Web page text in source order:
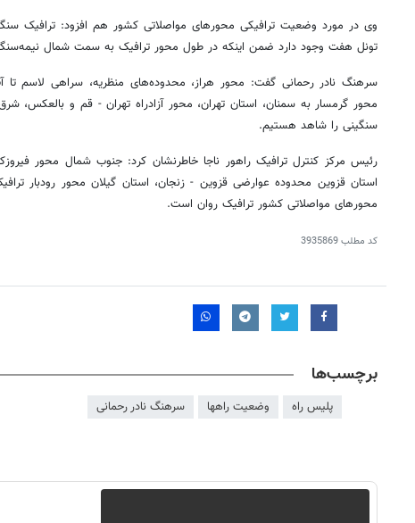
وی در مورد وضعیت ترافیکی محورهای مواصلاتی کشور هم افزود: ترافیک
تونل هفت وجود دارد ضمن اینکه در طول محور ترافیک به سمت شمال
سرهنگ نادر رحمانی گفت: محور هراز، محدوده‌های منظریه، سراهی لاسم
محور گرمسار به سمنان، استان تهران، محور آزادراه تهران - قم و بالعکس،
سنگینی را شاهد هستیم.
رئیس مرکز کنترل ترافیک راهور ناجا خاطرنشان کرد: جنوب شمال محور
استان قزوین محدوده عوارضی قزوین - زنجان، استان گیلان محور رودبار
محورهای مواصلاتی کشور ترافیک روان است.
کد مطلب3935869
برچسب‌ها
پلیس راه وضعیت راهها سرهنگ نادر رحمانی